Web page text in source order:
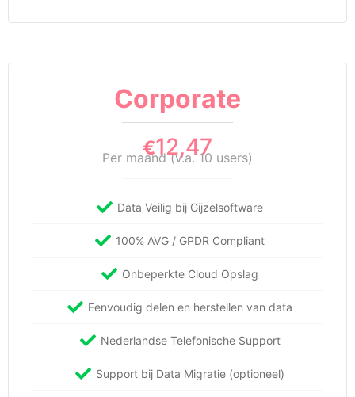
Corporate
€12,47
Per maand (v.a. 10 users)
Data Veilig bij Gijzelsoftware
100% AVG / GPDR Compliant
Onbeperkte Cloud Opslag
Eenvoudig delen en herstellen van data
Nederlandse Telefonische Support
Support bij Data Migratie (optioneel)